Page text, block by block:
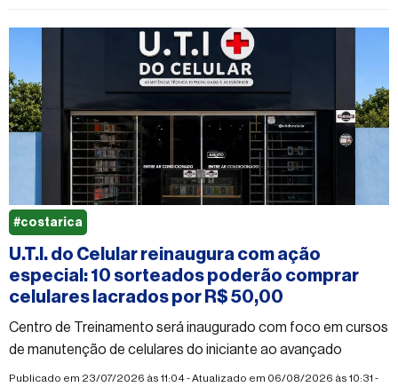
U.T.I. do Celular reinaugura com ação
especial: 10 sorteados poderão comprar
celulares lacrados por R$ 50,00
Centro de Treinamento será inaugurado com foco em cursos
de manutenção de celulares do iniciante ao avançado
Publicado em 23/07/2026 às 11:04 - Atualizado em 06/08/2026 às 10:31 -
#costarica